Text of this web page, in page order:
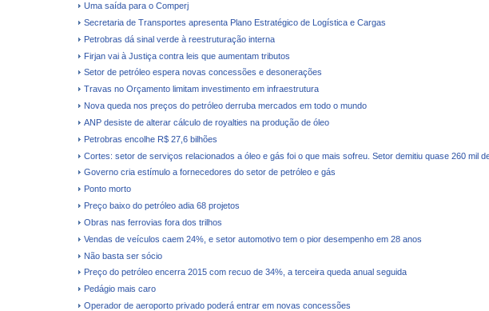
Uma saída para o Comperj
Secretaria de Transportes apresenta Plano Estratégico de Logística e Cargas
Petrobras dá sinal verde à reestruturação interna
Firjan vai à Justiça contra leis que aumentam tributos
Setor de petróleo espera novas concessões e desonerações
Travas no Orçamento limitam investimento em infraestrutura
Nova queda nos preços do petróleo derruba mercados em todo o mundo
ANP desiste de alterar cálculo de royalties na produção de óleo
Petrobras encolhe R$ 27,6 bilhões
Cortes: setor de serviços relacionados a óleo e gás foi o que mais sofreu. Setor demitiu quase 260 mil
Governo cria estímulo a fornecedores do setor de petróleo e gás
Ponto morto
Preço baixo do petróleo adia 68 projetos
Obras nas ferrovias fora dos trilhos
Vendas de veículos caem 24%, e setor automotivo tem o pior desempenho em 28 anos
Não basta ser sócio
Preço do petróleo encerra 2015 com recuo de 34%, a terceira queda anual seguida
Pedágio mais caro
Operador de aeroporto privado poderá entrar em novas concessões